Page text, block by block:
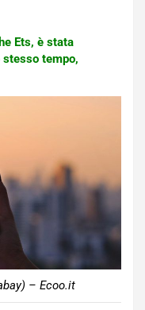
Ets, è stata
stesso tempo,
– Ecoo.it